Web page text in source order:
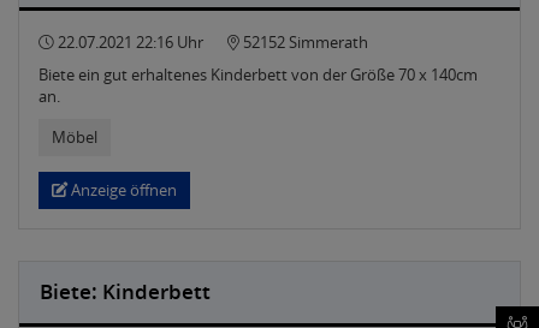
22.07.2021 22:16 Uhr
52152 Simmerath
Biete ein gut erhaltenes Kinderbett von der Größe 70 x 140cm
an.
Möbel
Anzeige öffnen
Biete: Kinderbett